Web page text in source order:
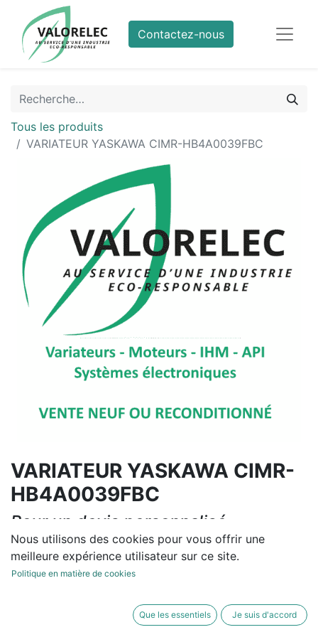
Contactez-nous
Tous les produits
VARIATEUR YASKAWA CIMR-HB4A0039FBC
VARIATEUR YASKAWA CIMR-
HB4A0039FBC
Pour un devis personnalisé,
contactez-nous
Contactez-nous
Nous utilisons des cookies pour vous offrir une
meilleure expérience utilisateur sur ce site.
Politique en matière de cookies
Que les essentiels Je suis d'accord